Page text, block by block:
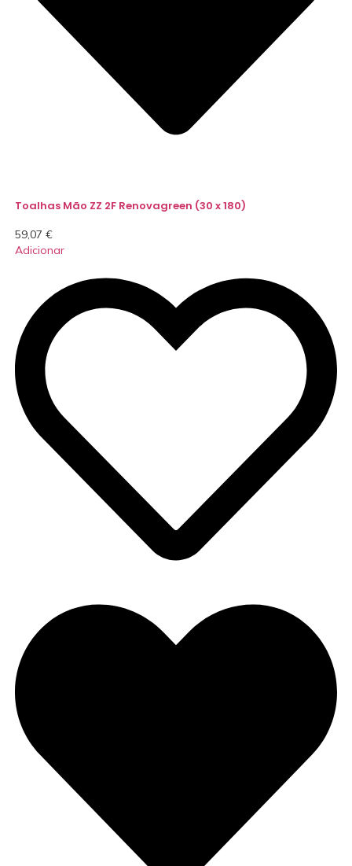
Toalhas Mão ZZ 2F Renovagreen (30 x 180)
59,07 €
Adicionar